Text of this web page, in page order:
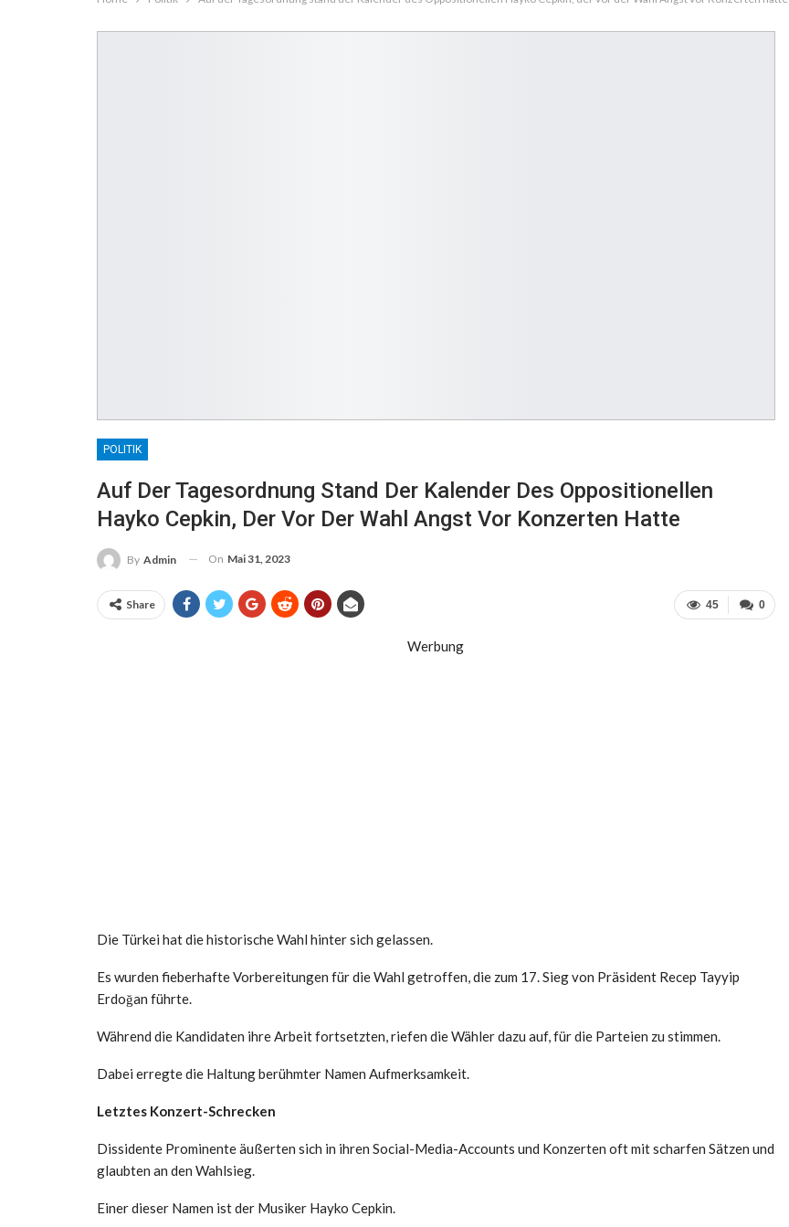
POLITIK
Auf Der Tagesordnung Stand Der Kalender Des Oppositionellen
Hayko Cepkin, Der Vor Der Wahl Angst Vor Konzerten Hatte
By Admin On Mai 31, 2023
0
45
Share
Werbung
Die Türkei hat die historische Wahl hinter sich gelassen.
Es wurden fieberhafte Vorbereitungen für die Wahl getroffen, die zum 17. Sieg von Präsident Recep Tayyip
Erdoğan führte.
Während die Kandidaten ihre Arbeit fortsetzten, riefen die Wähler dazu auf, für die Parteien zu stimmen.
Dabei erregte die Haltung berühmter Namen Aufmerksamkeit.
Letztes Konzert-Schrecken
Dissidente Prominente äußerten sich in ihren Social-Media-Accounts und Konzerten oft mit scharfen Sätzen und
glaubten an den Wahlsieg.
Einer dieser Namen ist der Musiker Hayko Cepkin.